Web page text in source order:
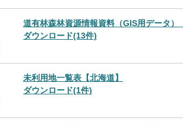
道有林森林資源情報資料（GIS用データ）
ダウンロード(13件)
未利用地一覧表【北海道】
ダウンロード(1件)